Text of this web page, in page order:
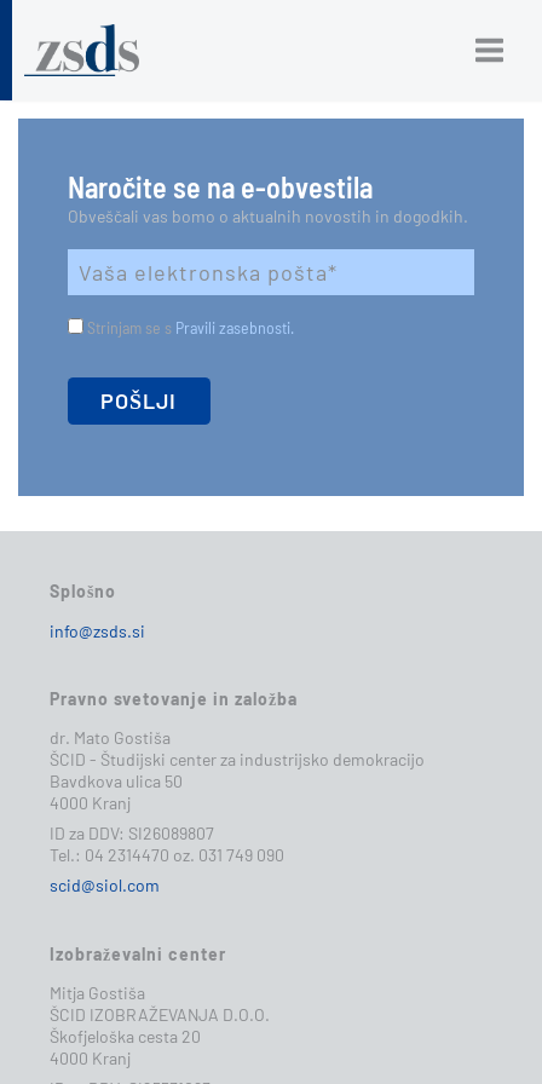
Naročite se na e-obvestila
Obveščali vas bomo o aktualnih novostih in dogodkih.
Strinjam se s Pravili zasebnosti.
Splošno
info@zsds.si
Pravno svetovanje in založba
dr. Mato Gostiša
ŠCID - Študijski center za industrijsko demokracijo
Bavdkova ulica 50
4000 Kranj
ID za DDV: SI26089807
Tel.: 04 2314470 oz. 031 749 090
scid@siol.com
Izobraževalni center
Mitja Gostiša
ŠCID IZOBRAŽEVANJA D.O.O.
Škofjeloška cesta 20
4000 Kranj